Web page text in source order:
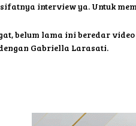
interview ya. Untuk
belum lama ini beredar
Gabriella Larasati.